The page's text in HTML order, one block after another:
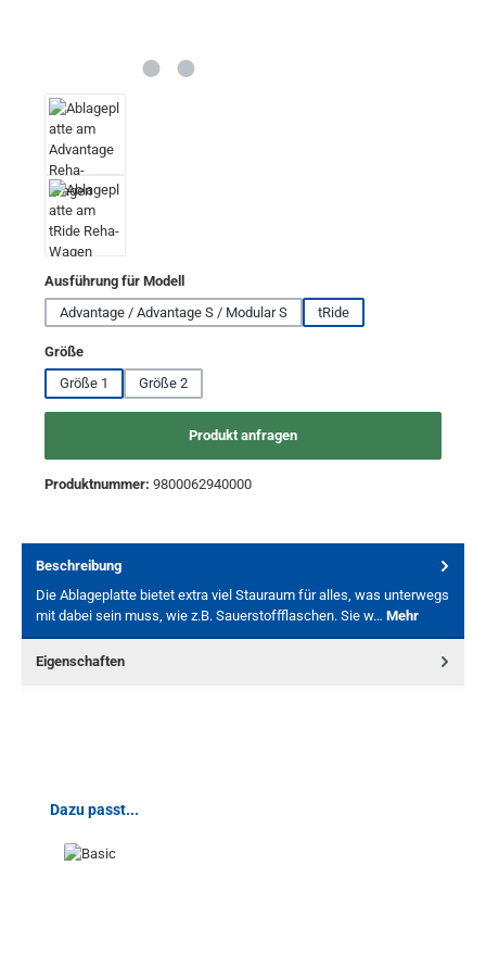
Ausführung für Modellauswählen
Advantage / Advantage S / Modular S
tRide
Größeauswählen
Größe 1
Größe 2
Produkt anfragen
Produktnummer: 9800062940000
Beschreibung
Die Ablageplatte bietet extra viel Stauraum für alles, was unterwegs
mit dabei sein muss, wie z.B. Sauerstoffflaschen. Sie w… Mehr
Eigenschaften
Produktgalerie überspringen
Dazu passt...